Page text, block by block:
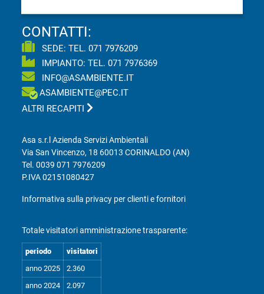
CONTATTI:
SEDE: TEL.071 7976209
IMPIANTO: TEL.071 7976369
INFO@ASAMBIENTE.IT
ASAMBIENTE@PEC.IT
ALTRI RECAPITI
Asa s.r.l Azienda Servizi Ambientali
Via San Vincenzo, 18 60013 CORINALDO (AN)
Tel.0039 071 7976209
P.IVA 02151080427
Informativa sulla privacy per clienti e fornitori
Totale visitatori amministrazione trasparente:
periodo
visitatori
anno 2025
2.360
anno 2024
2.097